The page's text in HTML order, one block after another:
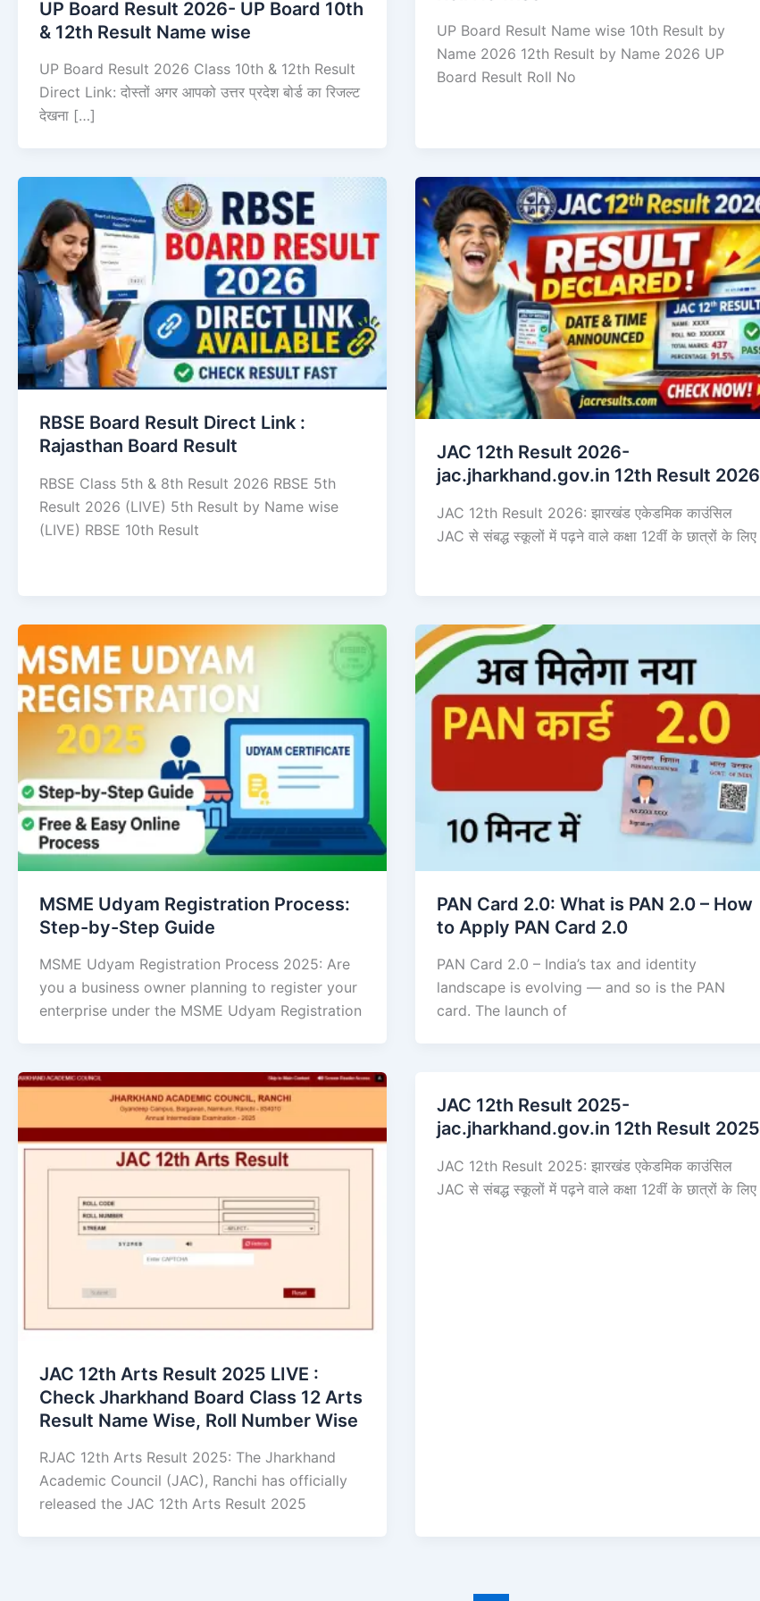
UP Board Result 2026- UP Board 10th
& 12th Result Name wise
UP Board Result 2026 Class 10th & 12th Result
Direct Link: दोस्तों अगर आपको उत्तर प्रदेश बोर्ड का रिजल्ट
देखना […]
UP Board Result Name wise 10th Result by
Name 2026 12th Result by Name 2026 UP
Board Result Roll No
RBSE Board Result Direct Link : ​
Rajasthan Board Result
RBSE Class 5th & 8th Result 2026 RBSE 5th
Result 2026 (LIVE) 5th Result by Name wise
(LIVE) RBSE 10th Result
JAC 12th Result 2026-
jac.jharkhand.gov.in 12th Result 2026
JAC 12th Result 2026: झारखंड एकेडमिक काउंसिल
JAC से संबद्ध स्कूलों में पढ़ने वाले कक्षा 12वीं के छात्रों के लिए
MSME Udyam Registration Process:
Step-by-Step Guide
MSME Udyam Registration Process 2025: Are
you a business owner planning to register your
enterprise under the MSME Udyam Registration
PAN Card 2.0: What is PAN 2.0 – How
to Apply PAN Card 2.0
PAN Card 2.0 – India’s tax and identity
landscape is evolving — and so is the PAN
card. The launch of
JAC 12th Arts Result 2025 LIVE :
Check Jharkhand Board Class 12 Arts
Result Name Wise, Roll Number Wise
RJAC 12th Arts Result 2025: The Jharkhand
Academic Council (JAC), Ranchi has officially
released the JAC 12th Arts Result 2025
JAC 12th Result 2025-
jac.jharkhand.gov.in 12th Result 2025
JAC 12th Result 2025: झारखंड एकेडमिक काउंसिल
JAC से संबद्ध स्कूलों में पढ़ने वाले कक्षा 12वीं के छात्रों के लिए